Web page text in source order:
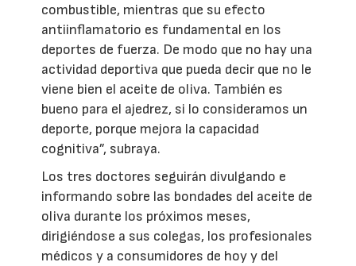
combustible, mientras que su efecto
antiinflamatorio es fundamental en los
deportes de fuerza. De modo que no hay una
actividad deportiva que pueda decir que no le
viene bien el aceite de oliva. También es
bueno para el ajedrez, si lo consideramos un
deporte, porque mejora la capacidad
cognitiva”, subraya.
Los tres doctores seguirán divulgando e
informando sobre las bondades del aceite de
oliva durante los próximos meses,
dirigiéndose a sus colegas, los profesionales
médicos y a consumidores de hoy y del